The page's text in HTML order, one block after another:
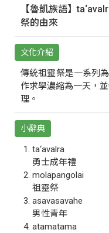
【魯凱族語】
祭的由來
文化介紹
傳統祖靈祭是一系列
作求學濃縮為一天，
理。
小辭典
ta‘avalra
勇士成年禮
molapangolai
祖靈祭
asavasavahe
男性青年
atamatama